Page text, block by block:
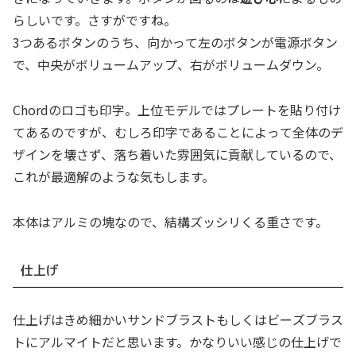
らしいです。さすがですね。
3つあるボタンのうち、向かって左のボタンが電源ボタン
で、中央がボリュームアップ、右がボリュームダウン。
Chordのロゴも印字。上位モデルではプレートを貼り付け
てあるのですが、むしろ印字であることによって全体のデ
ザインを壊さず、落ち着いた雰囲気に貢献しているので、
これが最適解のような気もします。
本体はアルミの塊なので、結構ズッシリくる重さです。
仕上げ
仕上げはきめ細かいサンドブラストもしくはビーズブラス
トにアルマイトだと思います。かなりいい感じの仕上げで